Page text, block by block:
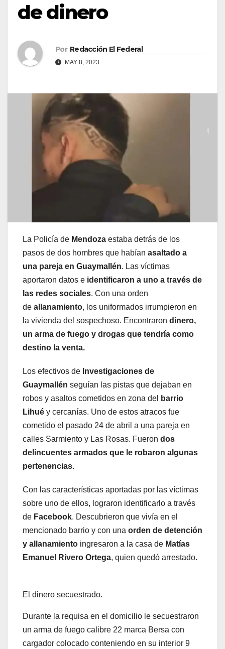
de dinero
Por Redacción El Federal
MAY 8, 2023
La Policía de Mendoza estaba detrás de los
pasos de dos hombres que habían asaltado a
una pareja en Guaymallén. Las víctimas
aportaron datos e identificaron a uno a través de
las redes sociales. Con una orden
de allanamiento, los uniformados irrumpieron en
la vivienda del sospechoso. Encontraron dinero,
un arma de fuego y drogas que tendría como
destino la venta.
Los efectivos de Investigaciones de
Guaymallén seguían las pistas que dejaban en
robos y asaltos cometidos en zona del
barrio
Lihué y cercanías. Uno de estos atracos fue
cometido el pasado 24 de abril a una pareja en
calles Sarmiento y Las Rosas. Fueron dos
delincuentes armados que le robaron algunas
pertenencias.
Con las características aportadas por las víctimas
sobre uno de ellos, lograron identificarlo a través
de Facebook. Descubrieron que vivía en el
mencionado barrio y con una orden de detención
y allanamiento ingresaron a la casa de Matías
Emanuel Rivero Ortega, quien quedó arrestado.
El dinero secuestrado.
Durante la requisa en el domicilio le secuestraron
un arma de fuego calibre 22 marca Bersa con
cargador colocado conteniendo en su interior 9